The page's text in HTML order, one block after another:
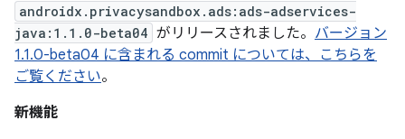
androidx.privacysandbox.ads:ads-adservices-
java:1.1.0-beta04 がリリースされました。 バージョン
1.1.0-beta04 に含まれる commit については、こちらを
ご覧ください。
新機能